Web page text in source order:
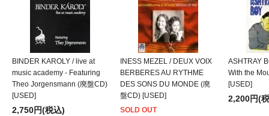
BINDER KAROLY / live at
music academy - Featuring
Theo Jorgensmann (廃盤CD)
[USED]
2,750円(税込)
INESS MEZEL / DEUX VOIX
BERBERES AU RYTHME
DES SONS DU MONDE (廃
盤CD) [USED]
SOLD OUT
ASHTRAY
With the
[USED]
2,200円(